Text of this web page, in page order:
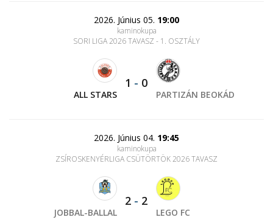
2026. Június 05. 19:00
kaminokupa
SORI LIGA 2026 TAVASZ - 1. OSZTÁLY
ALL STARS
1 - 0
PARTIZÁN BEOKÁD
2026. Június 04. 19:45
kaminokupa
ZSÍROSKENYÉRLIGA CSÜTÖRTÖK 2026 TAVASZ
JOBBAL-BALLAL
2 - 2
LEGO FC